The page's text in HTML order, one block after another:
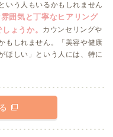
いう人もいるかもしれません
囲気と丁寧なヒアリング
ょうか。 カウンセリングや
もしれません。「美容や健康
ほしい」という人には、特に